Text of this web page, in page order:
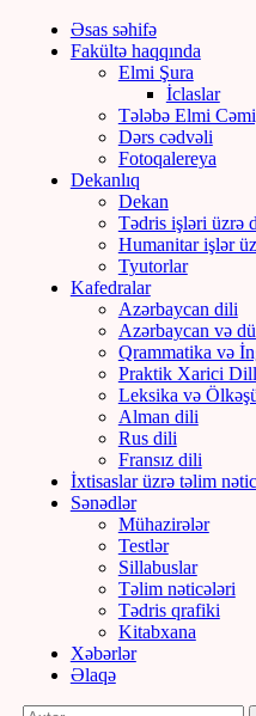
Əsas səhifə
Fakültə haqqında
Elmi Şura
İclaslar
Tələbə Elmi
Dərs cədvəli
Fotoqalereya
Dekanlıq
Dekan
Tədris işləri üzrə
Humanitar işlər
Tyutorlar
Kafedralar
Azərbaycan dili
Azərbaycan və
Qrammatika və
Praktik Xarici
Leksika və
Alman dili
Rus dili
Fransız dili
İxtisaslar üzrə təlim
Sənədlər
Mühazirələr
Testlər
Sillabuslar
Təlim nəticələri
Tədris qrafiki
Kitabxana
Xəbərlər
Əlaqə